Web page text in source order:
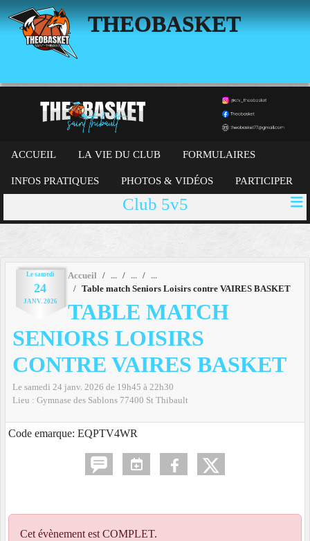
THEOBASKET
ACCUEIL LA VIE DU CLUB FORMULAIRES
INFOS PRATIQUES PHOTOS & VIDÉOS PARTICIPER
Club 5v5
Le samedi
24
JANV. 2026
Accueil
Table match Seniors Loisirs contre VAIRES BASKET
TABLE MATCH
SENIORS LOISIRS
CONTRE VAIRES BASKET
Le samedi 24 janv. 2026 de 19h45 à 22h30
Lieu : Gymnase des Sablons 77400 St Thibault
Code emarque: EQPTV4WR
Cet évènement est COMPLET.
Panneau de gestion des cookies